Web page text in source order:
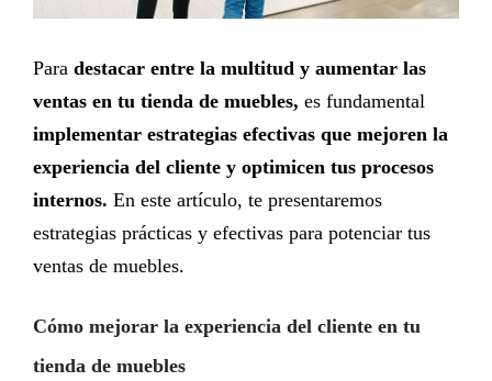
Para destacar entre la multitud y aumentar las
ventas en tu tienda de muebles, es fundamental
implementar estrategias efectivas que mejoren la
experiencia del cliente y optimicen tus procesos
internos. En este artículo, te presentaremos
estrategias prácticas y efectivas para potenciar tus
ventas de muebles.
Cómo mejorar la experiencia del cliente en tu
tienda de muebles